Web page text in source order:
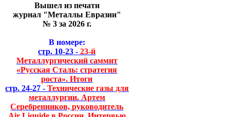
Вышел из печати
журнал "Металлы Евразии"
№ 3 за 2026 г.
В номере:
стр. 10-23 - 23-й
Металлургический саммит
«Русская Сталь: стратегия
роста». Итоги
стр. 24-27 - Технические газы для
металлургии. Артем
Серебренников, руководитель